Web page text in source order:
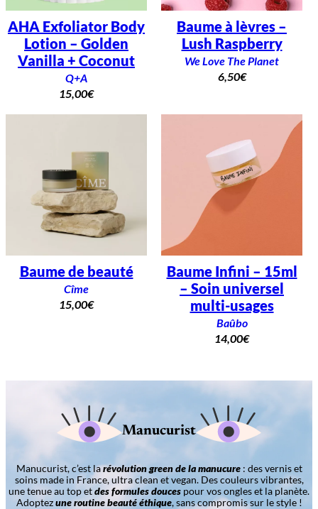
AHA Exfoliator Body
Lotion – Golden
Vanilla + Coconut
Q+A
15,00€
Baume à lèvres –
Lush Raspberry
We Love The Planet
6,50€
Baume de beauté
Cîme
15,00€
Baume Infini – 15ml
– Soin universel
multi-usages
Baûbo
14,00€
Manucurist
Manucurist, c’est larévolution green de la manucure: des vernis et
soins made in France, ultra clean et vegan. Des couleurs vibrantes,
une tenue au top etdes formules douces pour vos ongles et la planète.
Adoptezune routine beauté éthique, sans compromis sur le style !